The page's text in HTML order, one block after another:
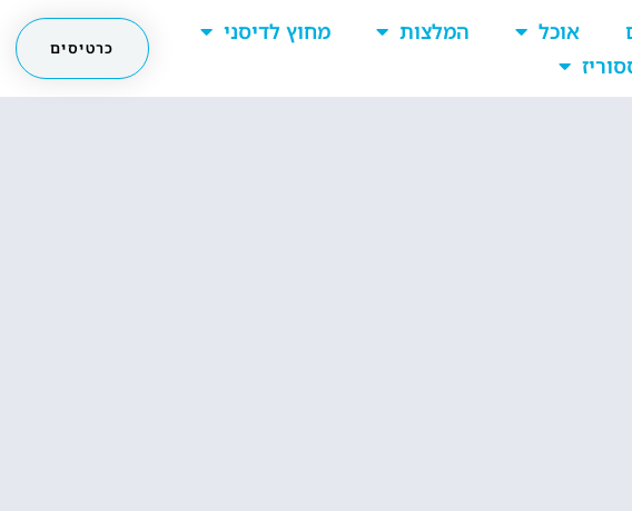
אוכל המלצות
מחוץ לדיסני
כרטיסים